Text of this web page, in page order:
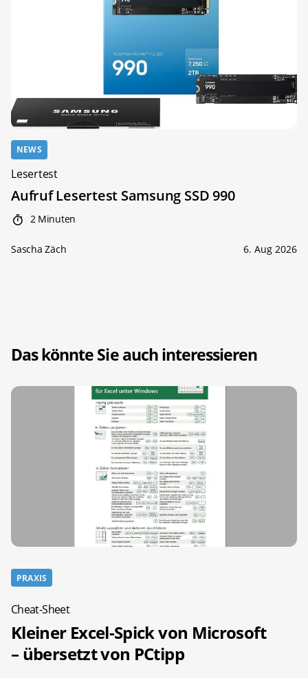
NEWS
Lesertest
Aufruf Lesertest Samsung SSD 990
2 Minuten
Sascha Zäch 6. Aug 2026
Das könnte Sie auch interessieren
PRAXIS
Cheat-Sheet
Kleiner Excel-Spick von Microsoft
– übersetzt von PCtipp